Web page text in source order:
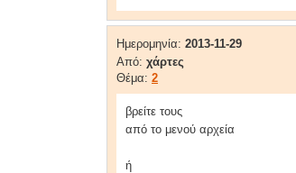
Ημερομηνία: 2013-11-29
Από: χάρτες
Θέμα: 2
βρείτε τους
από το μενού αρχεία
ή